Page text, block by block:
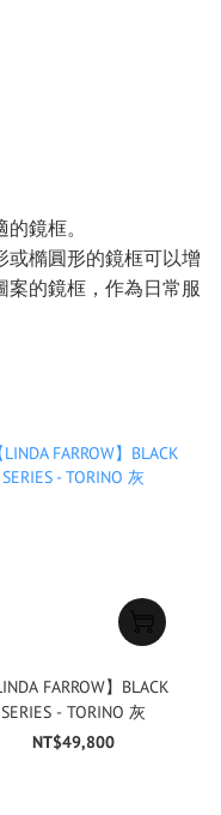
鏡框。
或橢圓形的鏡框可以增
案的鏡框，作為日常服
FARROW】BLACK
SERIES - TORINO 灰
NT$49,800